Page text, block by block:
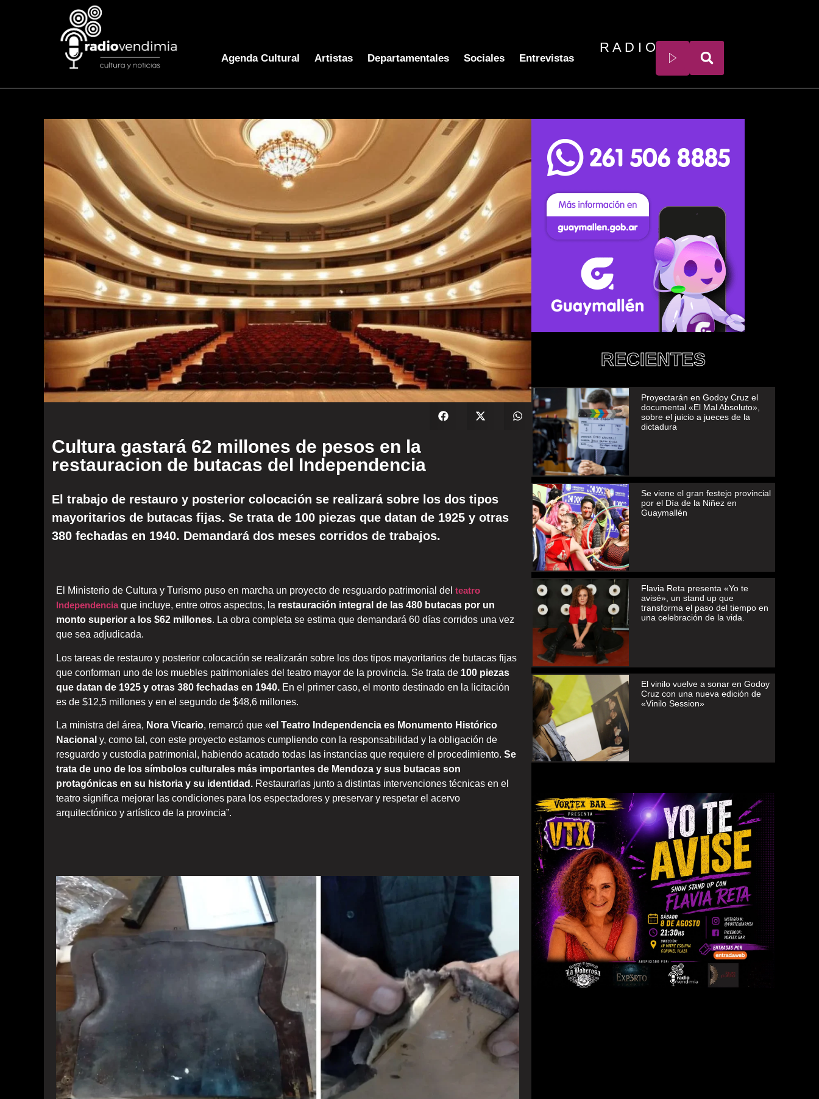
Agenda Cultural Artistas Departamentales Sociales Entrevistas
R A D I O
Cultura gastará 62 millones de pesos en la
restauracion de butacas del Independencia
El trabajo de restauro y posterior colocación se realizará sobre los dos tipos
mayoritarios de butacas fijas. Se trata de 100 piezas que datan de 1925 y otras
380 fechadas en 1940. Demandará dos meses corridos de trabajos.
El Ministerio de Cultura y Turismo puso en marcha un proyecto de resguardo patrimonial del teatro
Independenciaque incluye, entre otros aspectos, la restauración integral de las 480 butacas por un
monto superior a los $62 millones. La obra completa se estima que demandará 60 días corridos una vez
que sea adjudicada.
Los tareas de restauro y posterior colocación se realizarán sobre los dos tipos mayoritarios de butacas fijas
que conforman uno de los muebles patrimoniales del teatro mayor de la provincia. Se trata de 100 piezas
que datan de 1925 y otras 380 fechadas en 1940. En el primer caso, el monto destinado en la licitación
es de $12,5 millones y en el segundo de $48,6 millones.
La ministra del área, Nora Vicario, remarcó que «el Teatro Independencia es Monumento Histórico
Nacional y, como tal, con este proyecto estamos cumpliendo con la responsabilidad y la obligación de
resguardo y custodia patrimonial, habiendo acatado todas las instancias que requiere el procedimiento. Se
trata de uno de los símbolos culturales más importantes de Mendoza y sus butacas son
protagónicas en su historia y su identidad. Restaurarlas junto a distintas intervenciones técnicas en el
teatro significa mejorar las condiciones para los espectadores y preservar y respetar el acervo
arquitectónico y artístico de la provincia”.
RECIENTES
Proyectarán en Godoy Cruz el
documental «El Mal Absoluto»,
sobre el juicio a jueces de la
dictadura
Se viene el gran festejo provincial
por el Día de la Niñez en
Guaymallén
Flavia Reta presenta «Yo te
avisé», un stand up que
transforma el paso del tiempo en
una celebración de la vida.
El vinilo vuelve a sonar en Godoy
Cruz con una nueva edición de
«Vinilo Session»